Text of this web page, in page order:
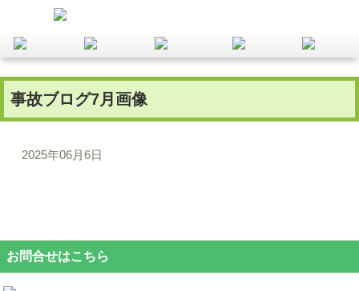
事故ブログ7月画像
2025年06月6日
お問合せはこちら